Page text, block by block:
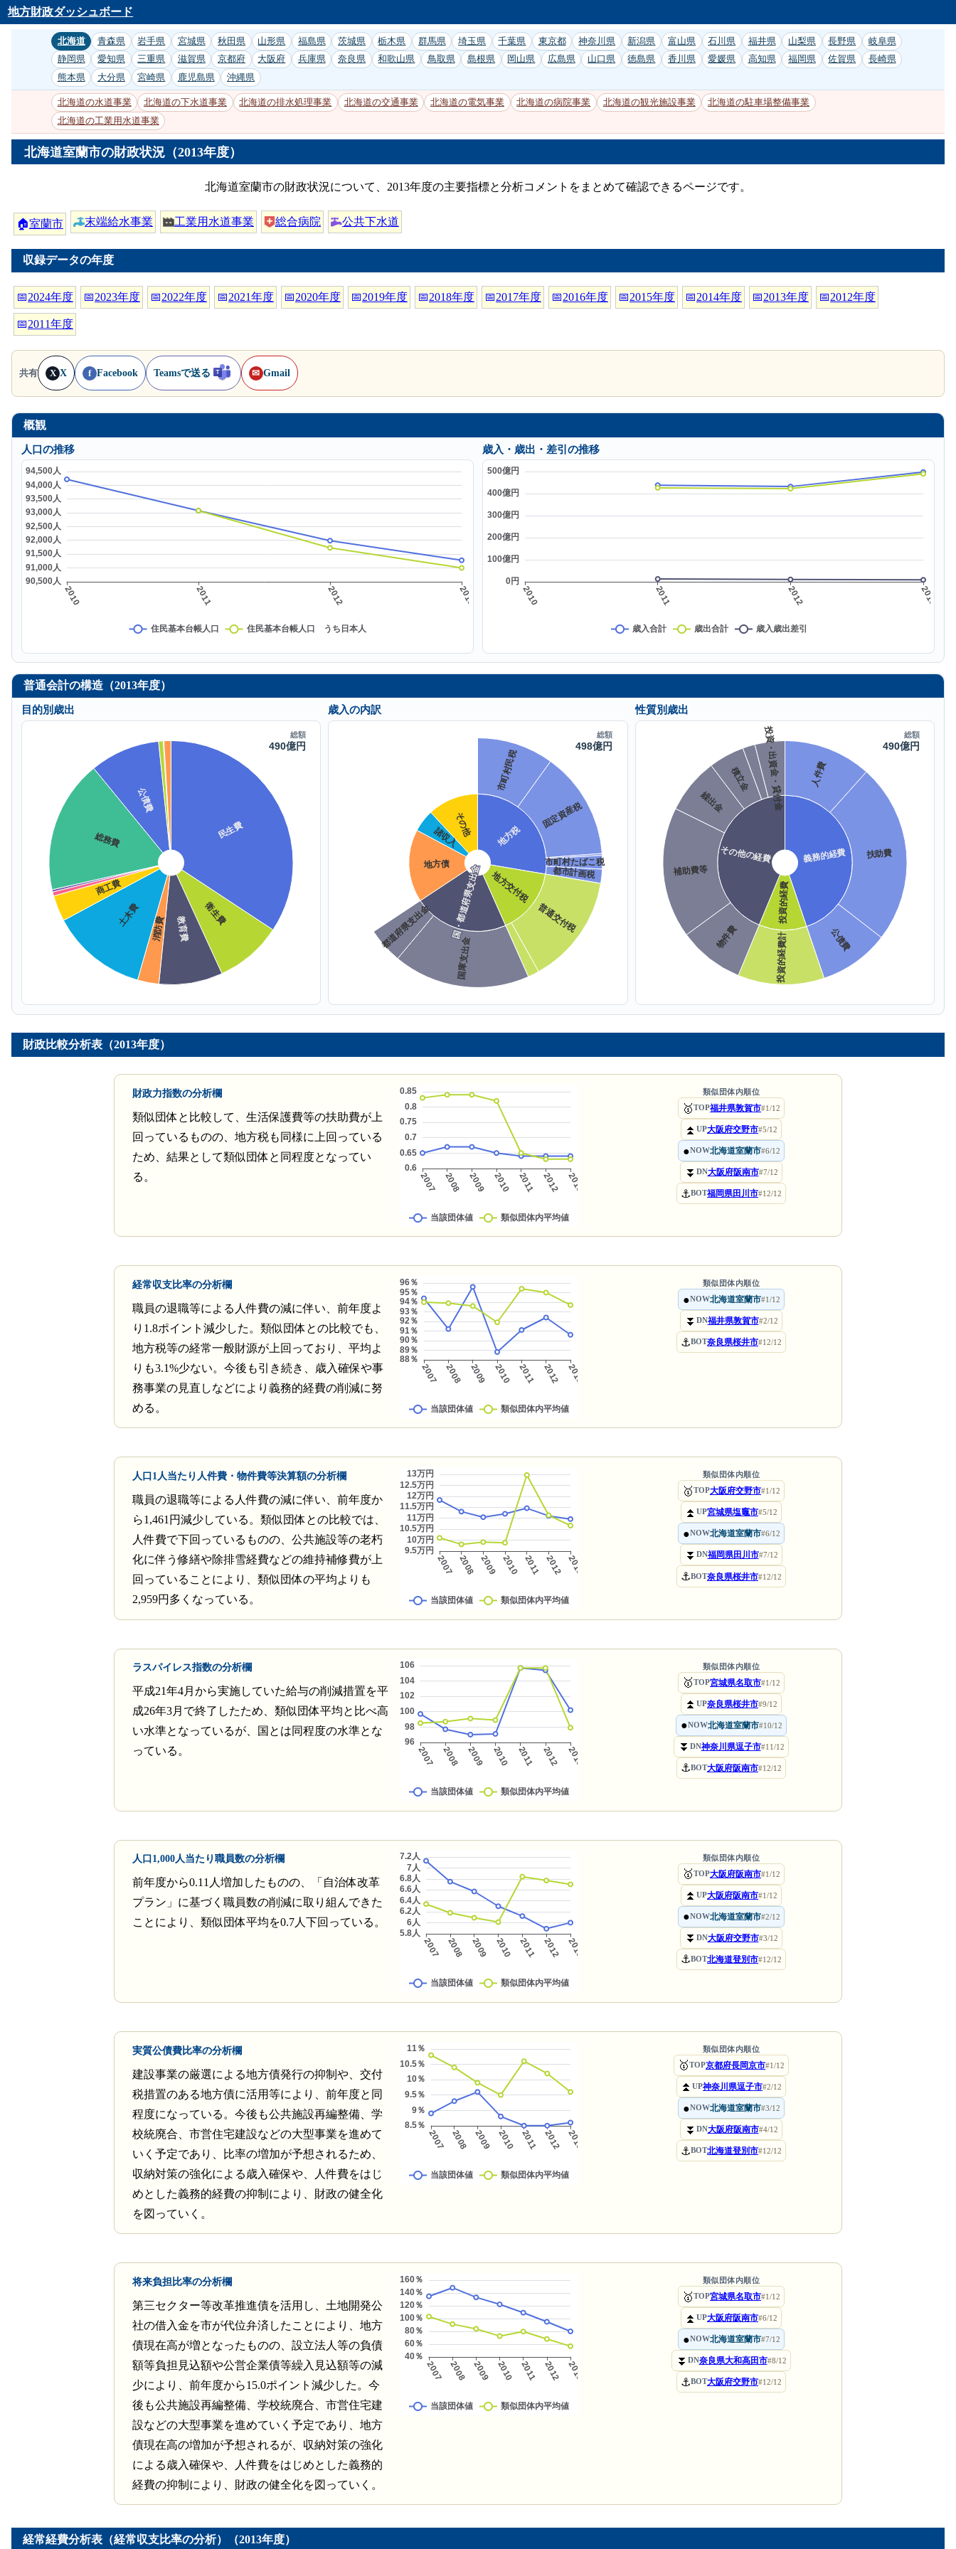
地方財政ダッシュボード
北海道 青森県 岩手県 宮城県 秋田県 山形県 福島県 茨城県 栃木県 群馬県 埼玉県 千葉県 東京都 神奈川県 新潟県 富山県 石川県 福井県 山梨県 長野県
岐阜県
静岡県
愛知県 三重県 滋賀県 京都府 大阪府 兵庫県 奈良県 和歌山県 鳥取県 島根県 岡山県 広島県 山口県 徳島県 香川県 愛媛県 高知県 福岡県 佐賀県
長崎県
熊本県
大分県 宮崎県 鹿児島県 沖縄県
北海道の水道事業 北海道の下水道事業 北海道の排水処理事業 北海道の交通事業 北海道の電気事業 北海道の病院事業 北海道の観光施設事業
北海道の駐車場整備事業
北海道の工業用水道事業
北海道室蘭市の財政状況（2013年度）
北海道室蘭市の財政状況について、2013年度の主要指標と分析コメントをまとめて確認できるページです。
🏠室蘭市 末端給水事業 工業用水道事業 総合病院 公共下水道
収録データの年度
📅2024年度 📅2023年度 📅2022年度 📅2021年度 📅2020年度 📅2019年度 📅2018年度 📅2017年度 📅2016年度 📅2015年度 📅2014年度 📅2013年度 📅2012年度
📅2011年度
共有 X X f Facebook Teamsで送る ✉ Gmail
概観
人口の推移
歳入・歳出・差引の推移
普通会計の構造（2013年度）
目的別歳出
歳入の内訳 性質別歳出
財政比較分析表（2013年度）
財政力指数の分析欄
類似団体と比較して、生活保護費等の扶助費が上
回っているものの、地方税も同様に上回っている
ため、結果として類似団体と同程度となってい
る。
類似団体内順位
🥇TOP福井県敦賀市#1/12
⏫ UP大阪府交野市#5/12
●NOW北海道室蘭市#6/12
⏬ DN大阪府阪南市#7/12
⚓BOT福岡県田川市#12/12
経常収支比率の分析欄
職員の退職等による人件費の減に伴い、前年度よ
り1.8ポイント減少した。類似団体との比較でも、
地方税等の経常一般財源が上回っており、平均よ
りも3.1%少ない。今後も引き続き、歳入確保や事
務事業の見直しなどにより義務的経費の削減に努
める。
類似団体内順位
●NOW北海道室蘭市#1/12
⏬ DN福井県敦賀市#2/12
⚓BOT奈良県桜井市#12/12
人口1人当たり人件費・物件費等決算額の分析欄
職員の退職等による人件費の減に伴い、前年度か
ら1,461円減少している。類似団体との比較では、
人件費で下回っているものの、公共施設等の老朽
化に伴う修繕や除排雪経費などの維持補修費が上
回っていることにより、類似団体の平均よりも
2,959円多くなっている。
類似団体内順位
🥇TOP大阪府交野市#1/12
⏫ UP宮城県塩竈市#5/12
●NOW北海道室蘭市#6/12
⏬ DN福岡県田川市#7/12
⚓BOT奈良県桜井市#12/12
ラスパイレス指数の分析欄
平成21年4月から実施していた給与の削減措置を平
成26年3月で終了したため、類似団体平均と比べ高
い水準となっているが、国とは同程度の水準とな
っている。
類似団体内順位
🥇TOP宮城県名取市#1/12
⏫ UP奈良県桜井市#9/12
●NOW北海道室蘭市#10/12
⏬ DN神奈川県逗子市#11/12
⚓BOT大阪府阪南市#12/12
人口1,000人当たり職員数の分析欄
前年度から0.11人増加したものの、「自治体改革
プラン」に基づく職員数の削減に取り組んできた
ことにより、類似団体平均を0.7人下回っている。
類似団体内順位
🥇TOP大阪府阪南市#1/12
⏫ UP大阪府阪南市#1/12
●NOW北海道室蘭市#2/12
⏬ DN大阪府交野市#3/12
⚓BOT北海道登別市#12/12
実質公債費比率の分析欄
建設事業の厳選による地方債発行の抑制や、交付
税措置のある地方債に活用等により、前年度と同
程度になっている。今後も公共施設再編整備、学
校統廃合、市営住宅建設などの大型事業を進めて
いく予定であり、比率の増加が予想されるため、
収納対策の強化による歳入確保や、人件費をはじ
めとした義務的経費の抑制により、財政の健全化
を図っていく。
類似団体内順位
🥇TOP京都府長岡京市#1/12
⏫ UP神奈川県逗子市#2/12
●NOW北海道室蘭市#3/12
⏬ DN大阪府阪南市#4/12
⚓BOT北海道登別市#12/12
将来負担比率の分析欄
第三セクター等改革推進債を活用し、土地開発公
社の借入金を市が代位弁済したことにより、地方
債現在高が増となったものの、設立法人等の負債
額等負担見込額や公営企業債等繰入見込額等の減
少により、前年度から15.0ポイント減少した。今
後も公共施設再編整備、学校統廃合、市営住宅建
設などの大型事業を進めていく予定であり、地方
債現在高の増加が予想されるが、収納対策の強化
による歳入確保や、人件費をはじめとした義務的
経費の抑制により、財政の健全化を図っていく。
類似団体内順位
🥇TOP宮城県名取市#1/12
⏫ UP大阪府阪南市#6/12
●NOW北海道室蘭市#7/12
⏬ DN奈良県大和高田市#8/12
⚓BOT大阪府交野市#12/12
経常経費分析表（経常収支比率の分析）（2013年度）